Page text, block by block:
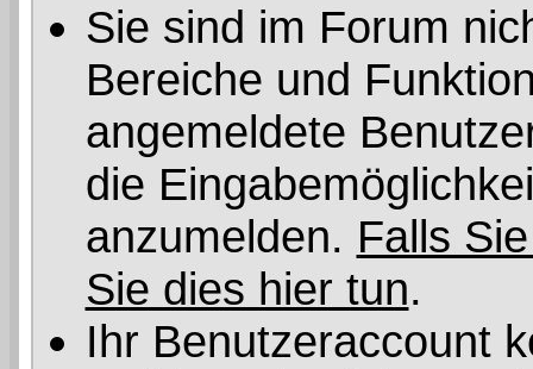
Sie sind im Forum
Bereiche und
angemeldete
die
anzumelden. Falls
Sie dies hier tun.
Ihr Benutzeraccount